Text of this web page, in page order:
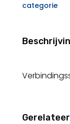
categorie